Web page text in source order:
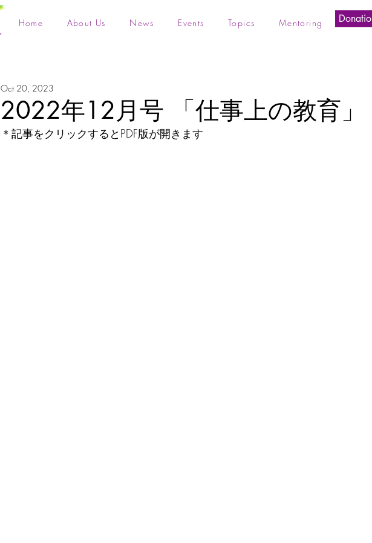
Home About Us News Events Topics Mentoring
2022年12月号 「仕事上の教育」
Oct 20, 2023
＊記事をクリックするとPDF版が開きます